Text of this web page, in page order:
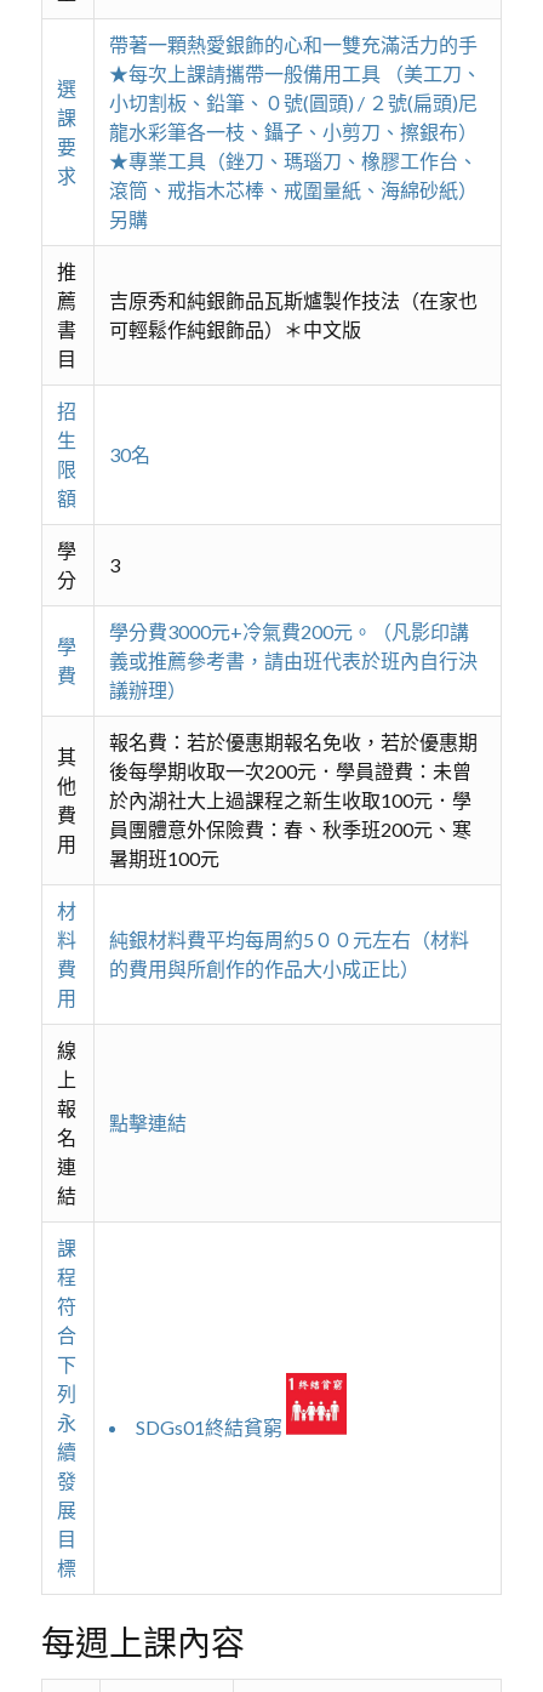
選
課
要
求
帶著一顆熱愛銀飾的心和一雙充滿活力的手
★每次上課請攜帶一般備用工具 （美工刀、
小切割板、鉛筆、０號(圓頭) / ２號(扁頭)尼
龍水彩筆各一枝、鑷子、小剪刀、擦銀布）
★專業工具（銼刀、瑪瑙刀、橡膠工作台、
滾筒、戒指木芯棒、戒圍量紙、海綿砂紙）
另購
推
薦
書
目
吉原秀和純銀飾品瓦斯爐製作技法（在家也
可輕鬆作純銀飾品）＊中文版
招
生
限
額
30名
學
分
3
學
費
學分費3000元+冷氣費200元。（凡影印講
義或推薦參考書，請由班代表於班內自行決
議辦理）
其
他
費
用
報名費：若於優惠期報名免收，若於優惠期
後每學期收取一次200元．學員證費：未曾
於內湖社大上過課程之新生收取100元．學
員團體意外保險費：春、秋季班200元、寒
暑期班100元
材
料
費
用
純銀材料費平均每周約5００元左右（材料
的費用與所創作的作品大小成正比）
線
上
報
名
連
結
點擊連結
課
程
符
合
下
列
永
續
發
展
目
標
SDGs01終結貧窮
每週上課內容